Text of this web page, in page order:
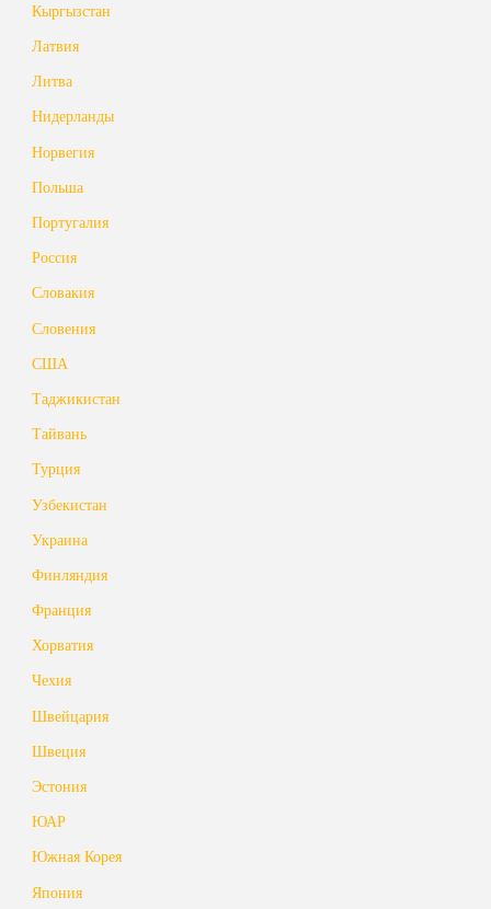
Кыргызстан
Латвия
Литва
Нидерланды
Норвегия
Польша
Португалия
Россия
Словакия
Словения
США
Таджикистан
Тайвань
Турция
Узбекистан
Украина
Финляндия
Франция
Хорватия
Чехия
Швейцария
Швеция
Эстония
ЮАР
Южная Корея
Япония